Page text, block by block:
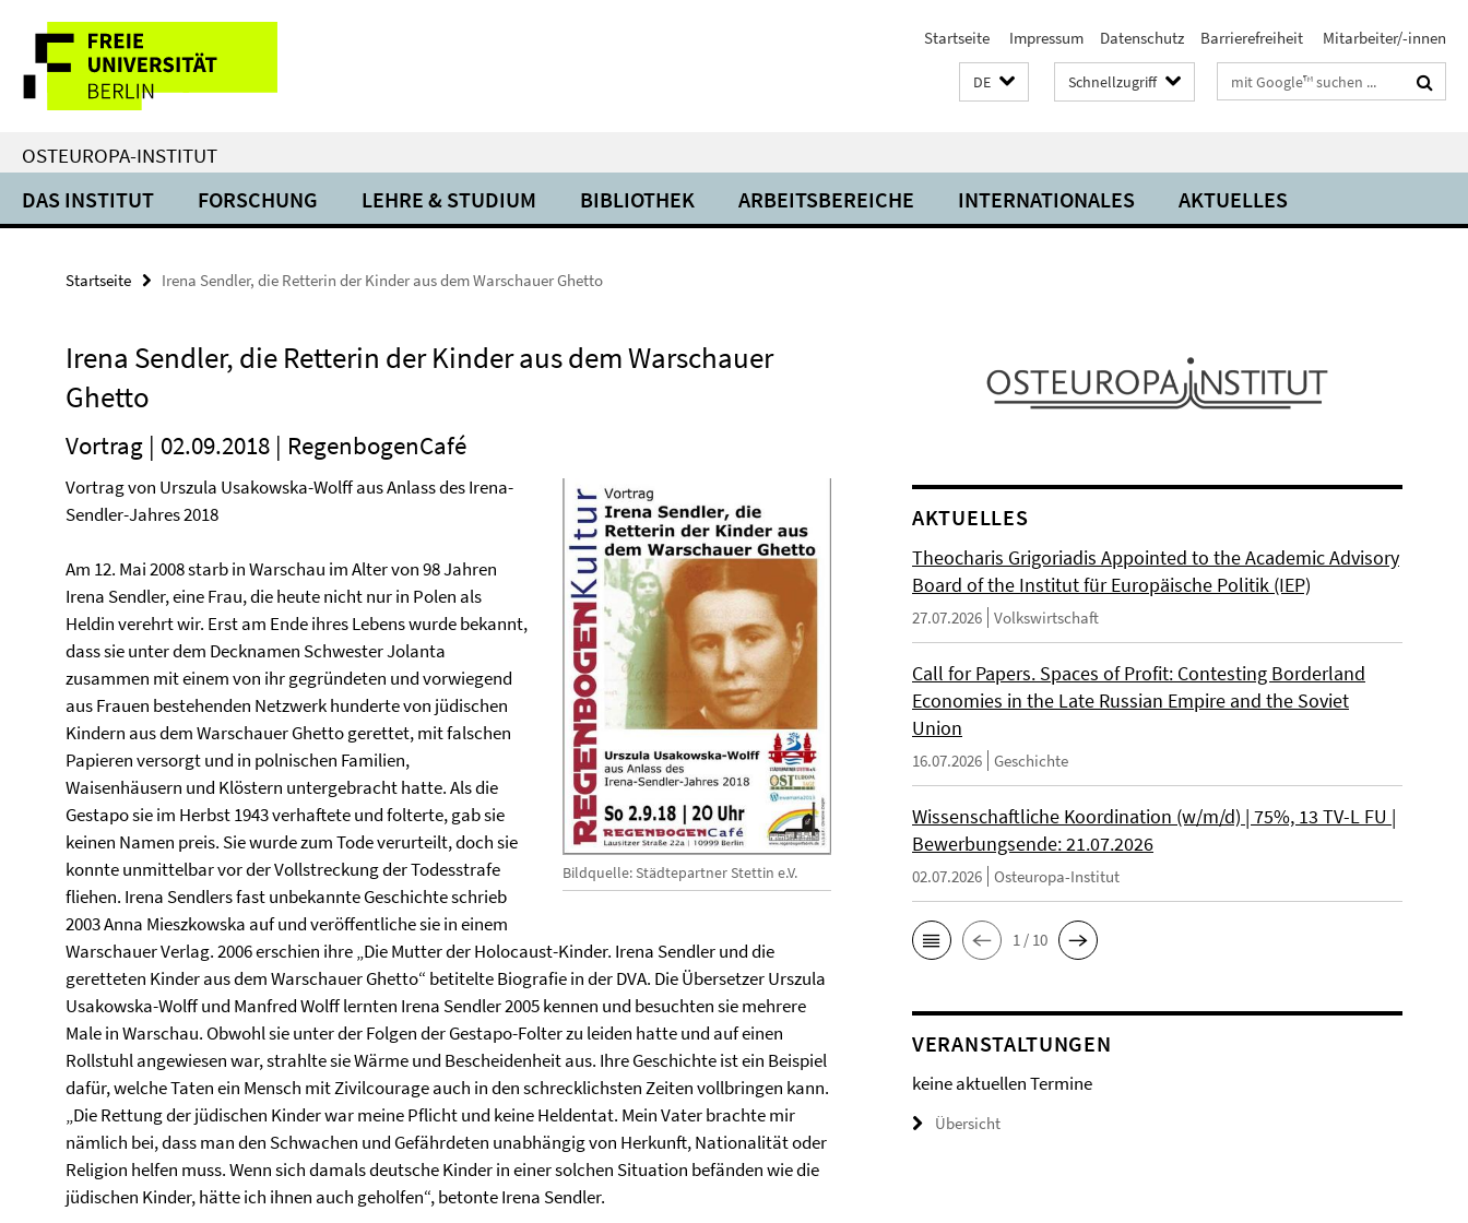
direkt
Inhalt
Service-
Navigation
Startseite Impressum Datenschutz Barrierefreiheit Mitarbeiter/-innen
DE Schnellzugriff Suchbegriffe
OSTEUROPA-INSTITUT
DAS INSTITUT FORSCHUNG LEHRE & STUDIUM BIBLIOTHEK ARBEITSBEREICHE INTERNATIONALES AKTUELLES
Startseite Irena Sendler, die Retterin der Kinder aus dem Warschauer Ghetto
Irena Sendler, die Retterin der Kinder aus dem Warschauer
Ghetto
Vortrag | 02.09.2018 | RegenbogenCafé
Bildquelle: Städtepartner Stettin e.V.
Vortrag von Urszula Usakowska-Wolff aus Anlass des Irena-
Sendler-Jahres 2018
Am 12. Mai 2008 starb in Warschau im Alter von 98 Jahren
Irena Sendler, eine Frau, die heute nicht nur in Polen als
Heldin verehrt wir. Erst am Ende ihres Lebens wurde bekannt,
dass sie unter dem Decknamen Schwester Jolanta
zusammen mit einem von ihr gegründeten und vorwiegend
aus Frauen bestehenden Netzwerk hunderte von jüdischen
Kindern aus dem Warschauer Ghetto gerettet, mit falschen
Papieren versorgt und in polnischen Familien,
Waisenhäusern und Klöstern untergebracht hatte. Als die
Gestapo sie im Herbst 1943 verhaftete und folterte, gab sie
keinen Namen preis. Sie wurde zum Tode verurteilt, doch sie
konnte unmittelbar vor der Vollstreckung der Todesstrafe
fliehen. Irena Sendlers fast unbekannte Geschichte schrieb
2003 Anna Mieszkowska auf und veröffentliche sie in einem
Warschauer Verlag. 2006 erschien ihre „Die Mutter der Holocaust-Kinder. Irena Sendler und die
geretteten Kinder aus dem Warschauer Ghetto“ betitelte Biografie in der DVA. Die Übersetzer Urszula
Usakowska-Wolff und Manfred Wolff lernten Irena Sendler 2005 kennen und besuchten sie mehrere
Male in Warschau. Obwohl sie unter der Folgen der Gestapo-Folter zu leiden hatte und auf einen
Rollstuhl angewiesen war, strahlte sie Wärme und Bescheidenheit aus. Ihre Geschichte ist ein Beispiel
dafür, welche Taten ein Mensch mit Zivilcourage auch in den schrecklichsten Zeiten vollbringen kann.
„Die Rettung der jüdischen Kinder war meine Pflicht und keine Heldentat. Mein Vater brachte mir
nämlich bei, dass man den Schwachen und Gefährdeten unabhängig von Herkunft, Nationalität oder
Religion helfen muss. Wenn sich damals deutsche Kinder in einer solchen Situation befänden wie die
jüdischen Kinder, hätte ich ihnen auch geholfen“, betonte Irena Sendler.
AKTUELLES
Theocharis Grigoriadis Appointed to the Academic Advisory
Board of the Institut für Europäische Politik (IEP)
27.07.2026 Volkswirtschaft
Call for Papers. Spaces of Profit: Contesting Borderland
Economies in the Late Russian Empire and the Soviet
Union
16.07.2026 Geschichte
Wissenschaftliche Koordination (w/m/d) | 75%, 13 TV-L FU |
Bewerbungsende: 21.07.2026
02.07.2026 Osteuropa-Institut
1 / 10
VERANSTALTUNGEN
keine aktuellen Termine
Übersicht